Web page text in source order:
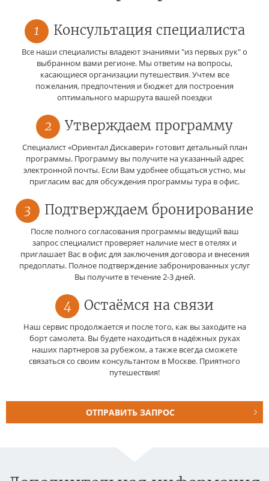
1 Консультация специалиста
Все наши специалисты владеют знаниями "из первых рук" о
выбранном вами регионе. Мы ответим на вопросы,
касающиеся организации путешествия. Учтем все
пожелания, предпочтения и бюджет для построения
оптимального маршрута вашей поездки
2 Утверждаем программу
Специалист «Ориентал Дискавери» готовит детальный план
программы. Программу вы получите на указанный адрес
электронной почты. Если Вам удобнее общаться устно, мы
пригласим вас для обсуждения программы тура в офис.
3 Подтверждаем бронирование
После полного согласования программы ведущий ваш
запрос специалист проверяет наличие мест в отелях и
приглашает Вас в офис для заключения договора и внесения
предоплаты. Полное подтверждение забронированных услуг
Вы получите в течение 2-3 дней.
4 Остаёмся на связи
Наш сервис продолжается и после того, как вы заходите на
борт самолета. Вы будете находиться в надёжных руках
наших партнеров за рубежом, а также всегда сможете
связаться со своим консультантом в Москве. Приятного
путешествия!
ОТПРАВИТЬ ЗАПРОС